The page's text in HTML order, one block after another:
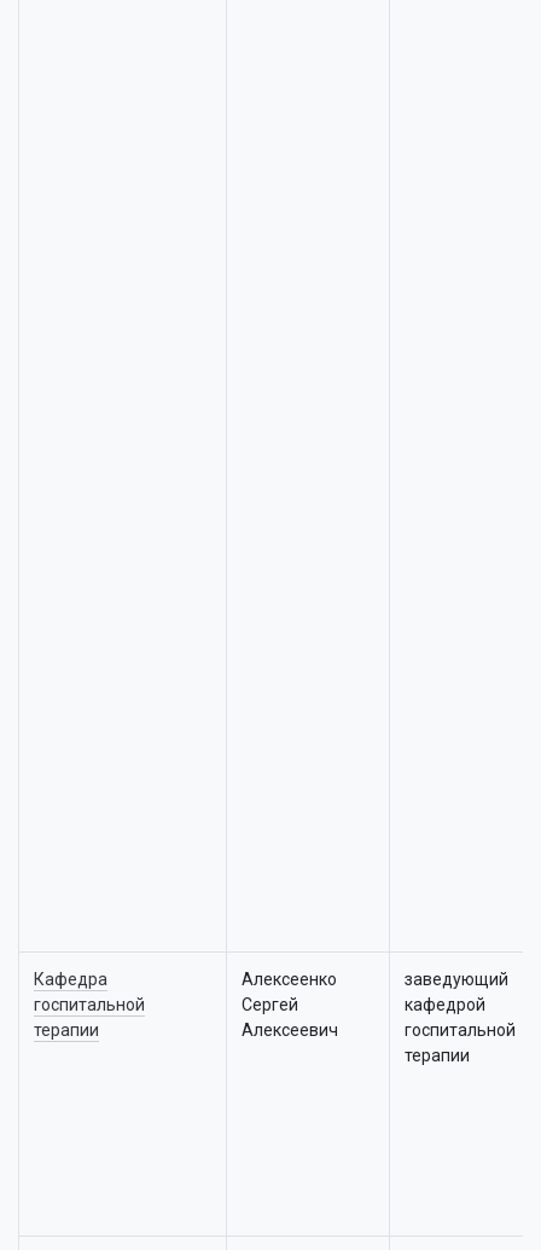
Кафедра
госпитальной
терапии
Алексеенко
Сергей
Алексеевич
заведующий
кафедрой
госпитальной
терапии